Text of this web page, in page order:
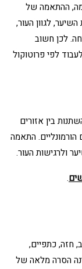
ההתאמה של
לגוון העור,
לכן חשוב
לפי פרוטוקול
בין אזורים
הורמונליים. התאמה
ולרגישות העור.
.
חזה, כתפיים,
הסרה מלאה של